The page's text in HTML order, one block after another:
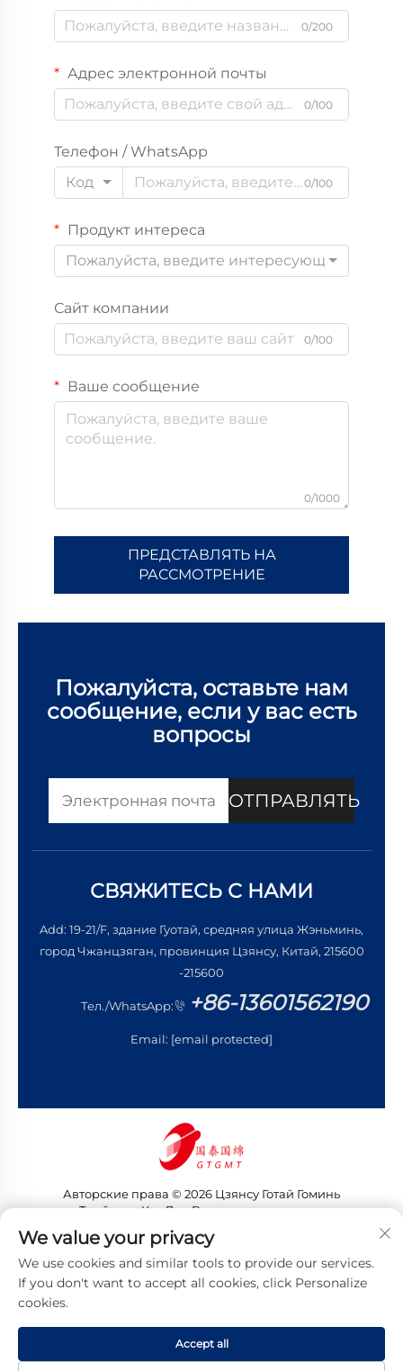
0/200
Адрес электронной почты
0/100
Телефон / WhatsApp
Код
0/100
Продукт интереса
Пожалуйста, введите интересующий вас
Сайт компании
0/100
Ваше сообщение
0/1000
ПРЕДСТАВЛЯТЬ НА
РАССМОТРЕНИЕ
Пожалуйста, оставьте нам
сообщение, если у вас есть
вопросы
ОТПРАВЛЯТЬ
СВЯЖИТЕСЬ С НАМИ
Add: 19-21/F, здание Гуотай, средняя улица Жэньминь,
город Чжанцзяган, провинция Цзянсу, Китай, 215600
-215600
Тел./WhatsApp: +86-13601562190
Email: [email protected]
Авторские права © 2026 Цзянсу Готай Гоминь
Трейдинг Ко., Лтд. Все права защищены
Политика конфиденциальности
We value your privacy
We use cookies and similar tools to provide our services.
If you don't want to accept all cookies, click Personalize
cookies.
Accept all